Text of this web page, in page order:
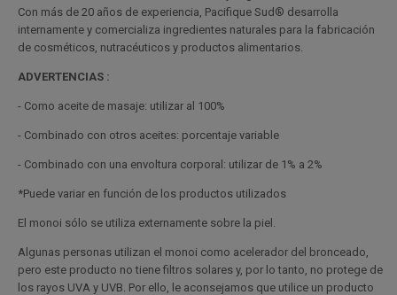
Con más de 20 años de experiencia, Pacifique Sud® desarrolla
internamente y comercializa ingredientes naturales para la fabricación
de cosméticos, nutracéuticos y productos alimentarios.
ADVERTENCIAS :
- Como aceite de masaje: utilizar al 100%
- Combinado con otros aceites: porcentaje variable
- Combinado con una envoltura corporal: utilizar de 1% a 2%
*Puede variar en función de los productos utilizados
El monoi sólo se utiliza externamente sobre la piel.
Algunas personas utilizan el monoi como acelerador del bronceado,
pero este producto no tiene filtros solares y, por lo tanto, no protege de
los rayos UVA y UVB. Por ello, le aconsejamos que utilice un producto